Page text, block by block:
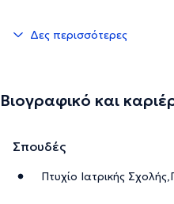
Δες περισσότερες
Βιογραφικό και
Σπουδές
Πτυχίο Ιατρικής